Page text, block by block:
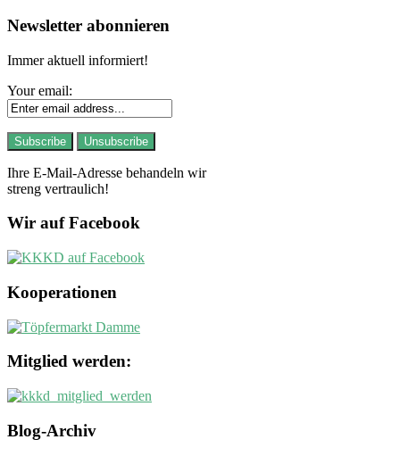
Newsletter abonnieren
Immer aktuell informiert!
Your email:
Ihre E-Mail-Adresse behandeln wir
streng vertraulich!
Wir auf Facebook
Kooperationen
Mitglied werden:
Blog-Archiv